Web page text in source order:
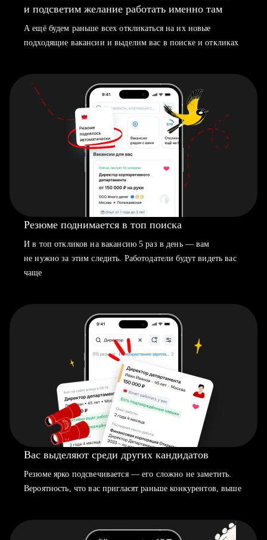
и подсветим желание работать именно там
А ещё будем раньше всех откликаться на их новые
подходящие вакансии и выделим вас в поиске и откликах
Резюме поднимается в топ поиска
И в топ откликов на вакансию 5 раз в день — вам
не нужно за этим следить. Работодатели будут видеть вас
чаще
Вас выделяют среди других кандидатов
Резюме ярко подсвечивается — его сложно не заметить.
Вероятность, что вас пригласят раньше конкурентов, выше